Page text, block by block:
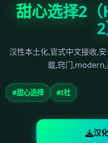
甜心选择2
2
汉性本土化,官式中文接收,
载,窍门
#甜心选择 #I社
汉